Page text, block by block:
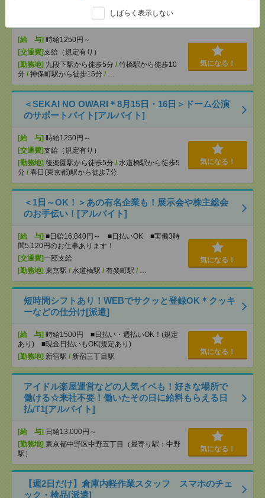
しばらく表示しない
＜日本を代表するバンド＊サカナクション＞ツアー
公演のサポートバイト＠日本武道館[アルバイト]
[給 与] 時給1250円～
[交通費]支給（規定有り）
[勤務地] 九段下駅から徒歩5分 / 竹橋駅から徒歩10
分 / 神保町駅から徒歩15分 / …
気になる！
＜SEKAI NO OWARI＊8月15日・16日＞ドーム公演
のサポートバイト[アルバイト]
[給 与] 時給1250円～
[交通費]支給（規定有り）
[勤務地] 後楽園駅から徒歩5分 / 水道橋駅から徒歩5
分 / 春日(東京都)駅から徒歩7分
気になる！
＜1日～OK！＞あの有名企業も！展示会や株主総会
のお手伝い！[アルバイト]
[給 与] ■日給16,840円～ ■日払いOK ■実働3時
間5,120円のお仕事あります！
[交通費]一部支給
[勤務地] 東京駅 / 水道橋駅 / 有楽町駅 / …
気になる！
短時間シフトあり！WEBでサクッと登録OK＊クッキ
ーなどの仕分け[派遣]
[給 与] 時給1500円 ■日払い・週払いOK！(規定
あり) ■現金日払いもOK(規定あり)
[勤務地] 新宿駅 / 新宿三丁目駅
気になる！
アイドル楽屋運営などの人気イベも！好きな場所で
働ける☆来社不要！働いたその日に給料もらえる日
払/T1[アルバイト]
[給 与] 日給13,000円～
[勤務地] 東京都中野区中野五丁目（最寄り駅：中野
駅）
気になる！
【週2日だけ】倉庫内軽作業スタッフ スマホのチェ
ック・検品[派遣]